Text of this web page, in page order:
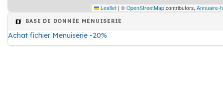
Leaflet | © OpenStreetMap contributors, Annuaire-
BASE DE DONNÉE MENUISERIE
Achat fichier Menuiserie -20%